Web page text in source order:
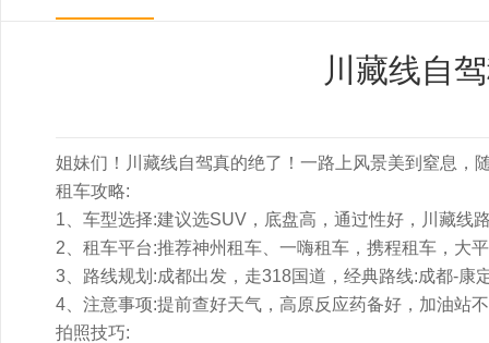
川藏线自
姐妹们！川藏线自驾真的绝了！一路上风景美到窒息，
租车攻略:
1、车型选择:建议选SUV，底盘高，通过性好，川藏线
2、租车平台:推荐神州租车、一嗨租车，携程租车，大
3、路线规划:成都出发，走318国道，经典路线:成都-康
4、注意事项:提前查好天气，高原反应药备好，加油站
拍照技巧: